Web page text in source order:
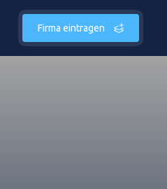
Firma eintragen